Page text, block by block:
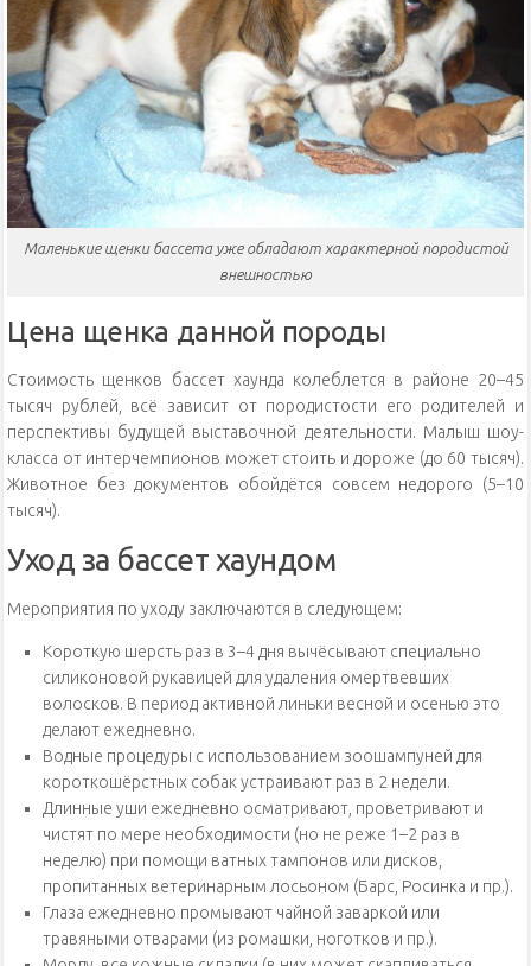
Маленькие щенки бассета уже обладают характерной породистой
внешностью
Цена щенка данной породы
Стоимость щенков бассет хаунда колеблется в районе 20–45
тысяч рублей, всё зависит от породистости его родителей и
перспективы будущей выставочной деятельности. Малыш шоу-
класса от интерчемпионов может стоить и дороже (до 60 тысяч).
Животное без документов обойдётся совсем недорого (5–10
тысяч).
Уход за бассет хаундом
Мероприятия по уходу заключаются в следующем:
Короткую шерсть раз в 3–4 дня вычёсывают специально
силиконовой рукавицей для удаления омертвевших
волосков. В период активной линьки весной и осенью это
делают ежедневно.
Водные процедуры с использованием зоошампуней для
короткошёрстных собак устраивают раз в 2 недели.
Длинные уши ежедневно осматривают, проветривают и
чистят по мере необходимости (но не реже 1–2 раз в
неделю) при помощи ватных тампонов или дисков,
пропитанных ветеринарным лосьоном (Барс, Росинка и пр.).
Глаза ежедневно промывают чайной заваркой или
травяными отварами (из ромашки, ноготков и пр.).